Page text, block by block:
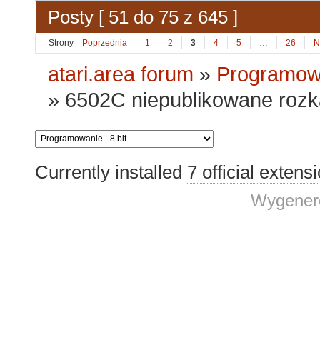
Posty [ 51 do 75 z 645 ]
Strony Poprzednia 1 2 3 4 5 … 26
atari.area forum »
» 6502C niepublikowane
Currently installed 7 official